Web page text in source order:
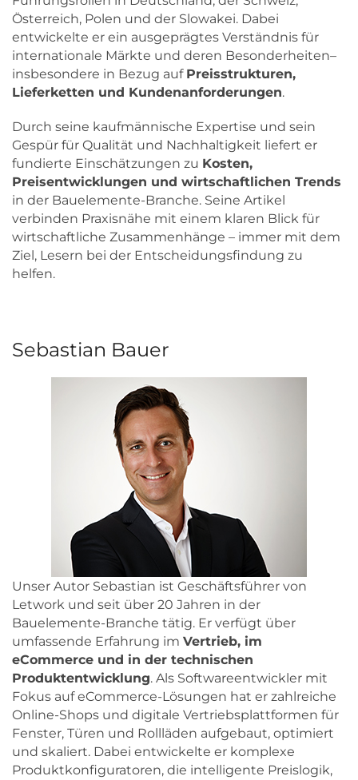
Österreich, Polen und der Slowakei. Dabei
entwickelte er ein ausgeprägtes Verständnis für
internationale Märkte und deren Besonderheiten–
insbesondere in Bezug auf Preisstrukturen,
Lieferketten und Kundenanforderungen.
Durch seine kaufmännische Expertise und sein
Gespür für Qualität und Nachhaltigkeit liefert er
fundierte Einschätzungen zu Kosten,
Preisentwicklungen und wirtschaftlichen Trends
in der Bauelemente-Branche. Seine Artikel
verbinden Praxisnähe mit einem klaren Blick für
wirtschaftliche Zusammenhänge – immer mit dem
Ziel, Lesern bei der Entscheidungsfindung zu
helfen.
Sebastian Bauer
Unser Autor Sebastian ist Geschäftsführer von
Letwork und seit über 20 Jahren in der
Bauelemente-Branche tätig. Er verfügt über
umfassende Erfahrung im Vertrieb, im
eCommerce und in der technischen
Produktentwicklung. Als Softwareentwickler mit
Fokus auf eCommerce-Lösungen hat er zahlreiche
Online-Shops und digitale Vertriebsplattformen für
Fenster, Türen und Rollläden aufgebaut, optimiert
und skaliert. Dabei entwickelte er komplexe
Produktkonfiguratoren, die intelligente Preislogik,